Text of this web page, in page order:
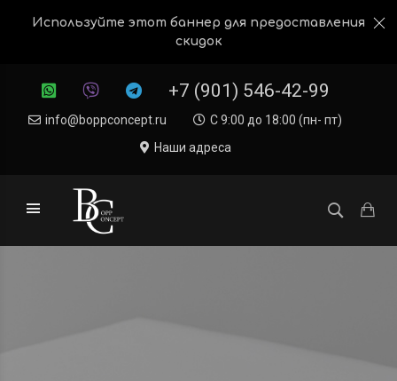
Используйте этот баннер для предоставления
скидок
+7 (901) 546-42-99
info@boppconcept.ru
С 9:00 до 18:00 (пн- пт)
Наши адреса